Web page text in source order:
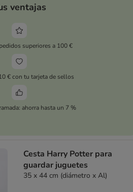
ventajas
superiores a 100 €
€ con tu tarjeta de sellos
ahorra hasta un 7 %
Cesta Harry Potter para
guardar juguetes
35 x 44 cm (diámetro x Al)